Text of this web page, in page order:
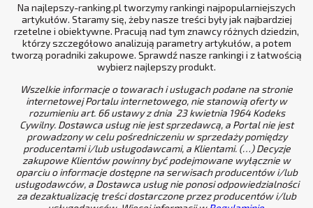
Na najlepszy-ranking.pl tworzymy rankingi najpopularniejszych
artykułów. Staramy się, żeby nasze treści były jak najbardziej
rzetelne i obiektywne. Pracują nad tym znawcy różnych dziedzin,
którzy szczegółowo analizują parametry artykułów, a potem
tworzą poradniki zakupowe. Sprawdź nasze rankingi i z łatwością
wybierz najlepszy produkt.
Wszelkie informacje o towarach i usługach podane na stronie
internetowej Portalu internetowego, nie stanowią oferty w
rozumieniu art. 66 ustawy z dnia 23 kwietnia 1964 Kodeks
Cywilny. Dostawca usług nie jest sprzedawcą, a Portal nie jest
prowadzony w celu pośredniczeniu w sprzedaży pomiędzy
producentami i/lub usługodawcami, a Klientami. (…) Decyzje
zakupowe Klientów powinny być podejmowane wyłącznie w
oparciu o informacje dostępne na serwisach producentów i/lub
usługodawców, a Dostawca usług nie ponosi odpowiedzialności
za dezaktualizację treści dostarczone przez producentów i/lub